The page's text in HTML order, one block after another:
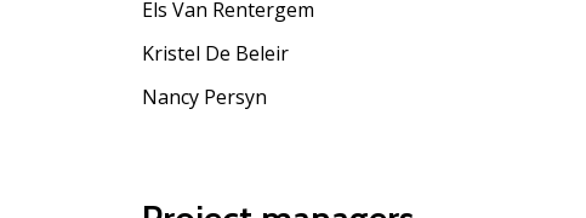
Els Van Rentergem
Kristel De Beleir
Nancy Persyn